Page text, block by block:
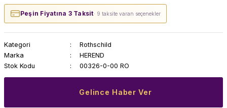
Peşin Fiyatına 3 Taksit· 9 taksite varan seçenekler
Kategori
Rothschild
Marka
HEREND
Stok Kodu
00326-0-00 RO
Gelince Haber Ver